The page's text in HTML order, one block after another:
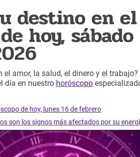
destino en el
hoy, sábado
el amor, la salud, el dinero y el
día en nuestro horóscopo
de hoy, lunes 16 de febrero
son los signos más afectados por su